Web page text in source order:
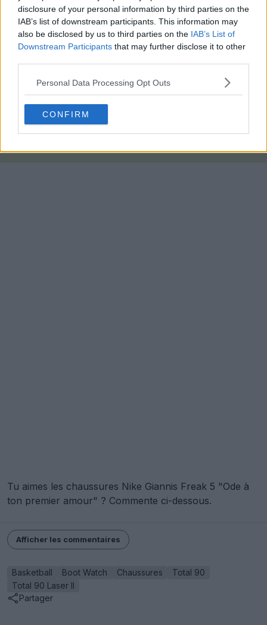
disclosure of your personal information by third parties on the
IAB’s list of downstream participants. This information may
also be disclosed by us to third parties on the IAB’s List of
Downstream Participants that may further disclose it to other
Personal Data Processing Opt Outs
CONFIRM
Tu aimes les chaussures Nike Giannis Freak 5 "Ode à
ton premier amour" ? Commente ci-dessous.
Afficher les commentaires
Basketball Boot Watch Chaussures
Total 90
Total 90 Laser II
Partager